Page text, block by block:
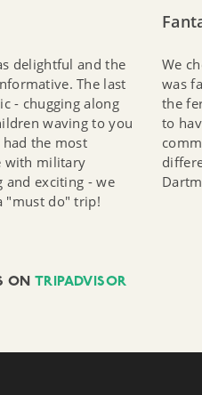
delightful and the
The last
- chugging along
waving to you
had the most
with military
and exciting - we
"must do" trip!
We
was
the
to
ON TRIPADVISOR